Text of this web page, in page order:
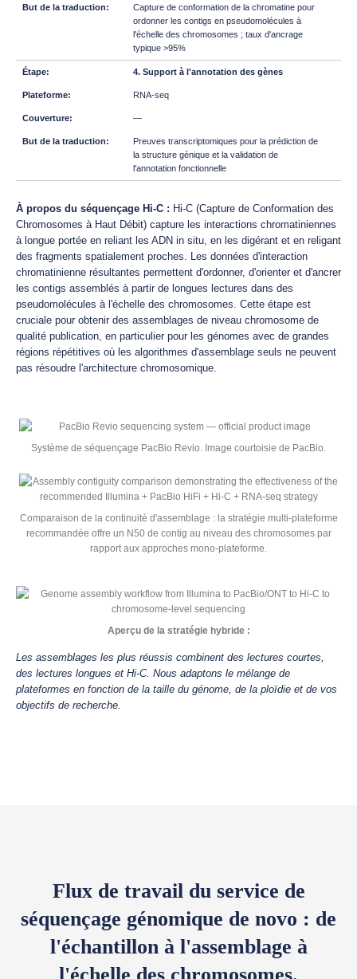
Capture de conformation de la chromatine pour
ordonner les contigs en pseudomolécules à
l'échelle des chromosomes ; taux d'ancrage
typique >95%
4. Support à l'annotation des gènes
RNA-seq
—
Preuves transcriptomiques pour la prédiction de
la structure génique et la validation de
l'annotation fonctionnelle
À propos du séquençage Hi-C : Hi-C (Capture de Conformation des
Chromosomes à Haut Débit) capture les interactions chromatiniennes
à longue portée en reliant les ADN in situ, en les digérant et en religant
des fragments spatialement proches. Les données d'interaction
chromatinienne résultantes permettent d'ordonner, d'orienter et d'ancrer
les contigs assemblés à partir de longues lectures dans des
pseudomolécules à l'échelle des chromosomes. Cette étape est
cruciale pour obtenir des assemblages de niveau chromosome de
qualité publication, en particulier pour les génomes avec de grandes
régions répétitives où les algorithmes d'assemblage seuls ne peuvent
pas résoudre l'architecture chromosomique.
Système de séquençage PacBio Revio. Image courtoisie de PacBio.
Comparaison de la continuité d'assemblage : la stratégie multi-plateforme
recommandée offre un N50 de contig au niveau des chromosomes par
rapport aux approches mono-plateforme.
Aperçu de la stratégie hybride :
Les assemblages les plus réussis combinent des lectures courtes,
des lectures longues et Hi-C. Nous adaptons le mélange de
plateformes en fonction de la taille du génome, de la ploïdie et de vos
objectifs de recherche.
Flux de travail du service de
séquençage génomique de novo : de
l'échantillon à l'assemblage à